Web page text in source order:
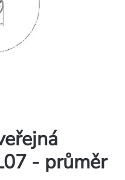
- průměr